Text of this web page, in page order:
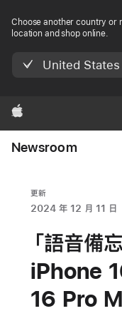
Choose another country or
location and shop online.
United States
Apple
Newsroom
更新
2024 年 12 月 11 日
「語音備
iPhone
16 Pro